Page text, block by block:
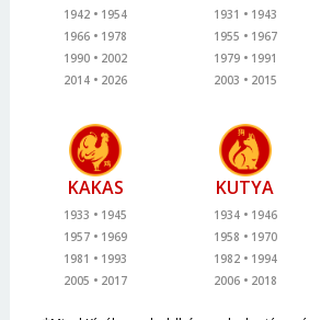
1942
1954
1966
1978
1990
2002
2014
2026
1931
1943
1955
1967
1979
1991
2003
2015
KAKAS
1933
1945
1957
1969
1981
1993
2005
2017
KUTYA
1934
1946
1958
1970
1982
1994
2006
2018